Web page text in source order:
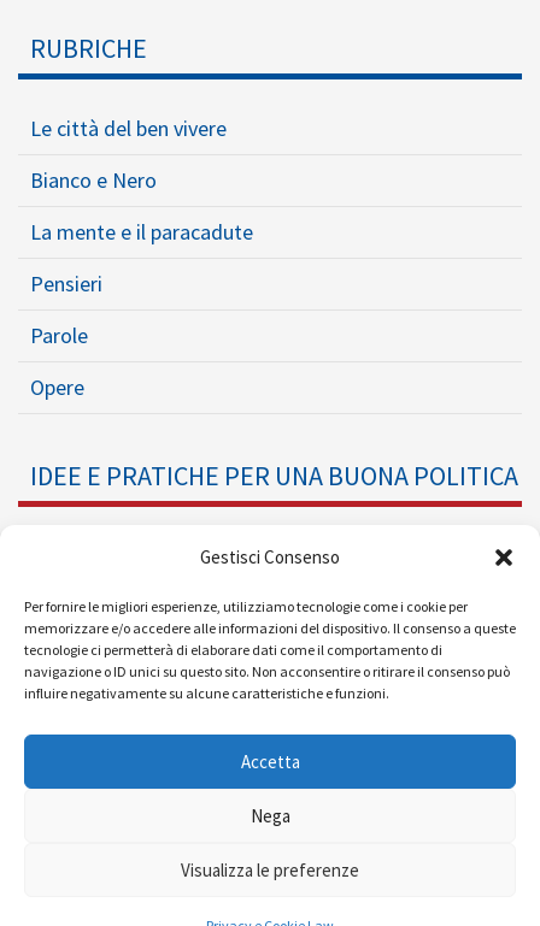
Gestisci Consenso
Per fornire le migliori esperienze, utilizziamo tecnologie come i cookie per
memorizzare e/o accedere alle informazioni del dispositivo. Il consenso a queste
tecnologie ci permetterà di elaborare dati come il comportamento di
navigazione o ID unici su questo sito. Non acconsentire o ritirare il consenso può
influire negativamente su alcune caratteristiche e funzioni.
Accetta
Nega
Visualizza le preferenze
RUBRICHE
Le città del ben vivere
Bianco e Nero
La mente e il paracadute
Pensieri
Parole
Opere
IDEE E PRATICHE PER UNA BUONA POLITICA
Formazione Politica
Eventi